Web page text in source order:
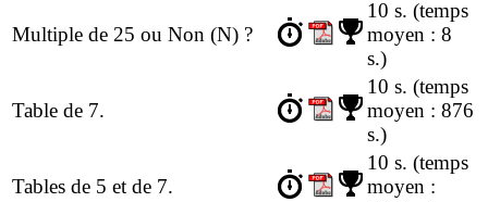
Multiple de 25 ou Non (N) ?
10 s. (temps
moyen : 8
s.)
Table de 7.
10 s. (temps
moyen : 876
s.)
Tables de 5 et de 7.
10 s. (temps
moyen :